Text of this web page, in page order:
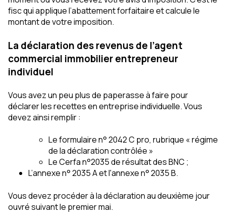
fisc qui applique l’abattement forfaitaire et calcule le
montant de votre imposition.
La déclaration des revenus de l’agent
commercial immobilier entrepreneur
individuel
Vous avez un peu plus de paperasse à faire pour
déclarer les recettes en entreprise individuelle. Vous
devez ainsi remplir :
Le formulaire n° 2042 C pro, rubrique « régime
de la déclaration contrôlée »
Le Cerfa n°2035 de résultat des BNC ;
L’annexe n° 2035 A et l'annexe n° 2035 B.
Vous devez procéder à la déclaration au deuxième jour
ouvré suivant le premier mai.